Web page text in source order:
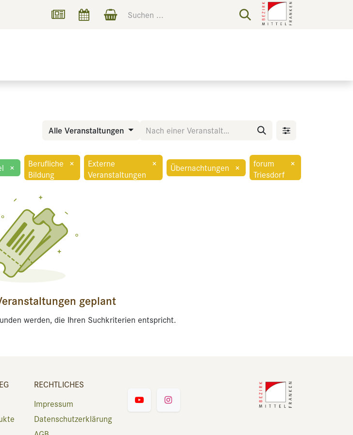
Alle Veranstaltungen
×
Berufliche
Bildung
×
Externe
Veranstaltungen
× Übernachtungen ×
forum
Triesdorf
×
geplant
werden, die Ihren Suchkriterien entspricht.
RECHTLICHES
Impressum
Datenschutzerklärung